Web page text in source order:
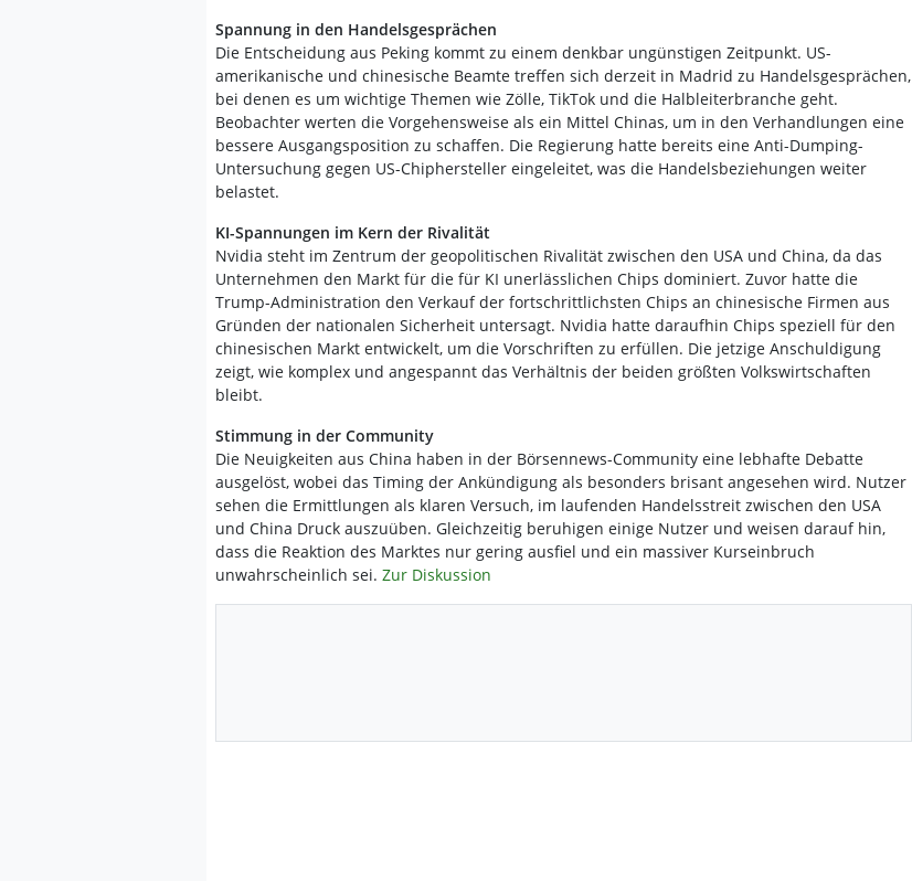
Spannung in den Handelsgesprächen
Die Entscheidung aus Peking kommt zu einem denkbar ungünstigen Zeitpunkt. US-
amerikanische und chinesische Beamte treffen sich derzeit in Madrid zu Handelsgesprächen,
bei denen es um wichtige Themen wie Zölle, TikTok und die Halbleiterbranche geht.
Beobachter werten die Vorgehensweise als ein Mittel Chinas, um in den Verhandlungen eine
bessere Ausgangsposition zu schaffen. Die Regierung hatte bereits eine Anti-Dumping-
Untersuchung gegen US-Chiphersteller eingeleitet, was die Handelsbeziehungen weiter
belastet.
KI-Spannungen im Kern der Rivalität
Nvidia steht im Zentrum der geopolitischen Rivalität zwischen den USA und China, da das
Unternehmen den Markt für die für KI unerlässlichen Chips dominiert. Zuvor hatte die
Trump-Administration den Verkauf der fortschrittlichsten Chips an chinesische Firmen aus
Gründen der nationalen Sicherheit untersagt. Nvidia hatte daraufhin Chips speziell für den
chinesischen Markt entwickelt, um die Vorschriften zu erfüllen. Die jetzige Anschuldigung
zeigt, wie komplex und angespannt das Verhältnis der beiden größten Volkswirtschaften
bleibt.
Stimmung in der Community
Die Neuigkeiten aus China haben in der Börsennews-Community eine lebhafte Debatte
ausgelöst, wobei das Timing der Ankündigung als besonders brisant angesehen wird. Nutzer
sehen die Ermittlungen als klaren Versuch, im laufenden Handelsstreit zwischen den USA
und China Druck auszuüben. Gleichzeitig beruhigen einige Nutzer und weisen darauf hin,
dass die Reaktion des Marktes nur gering ausfiel und ein massiver Kurseinbruch
unwahrscheinlich sei. Zur Diskussion